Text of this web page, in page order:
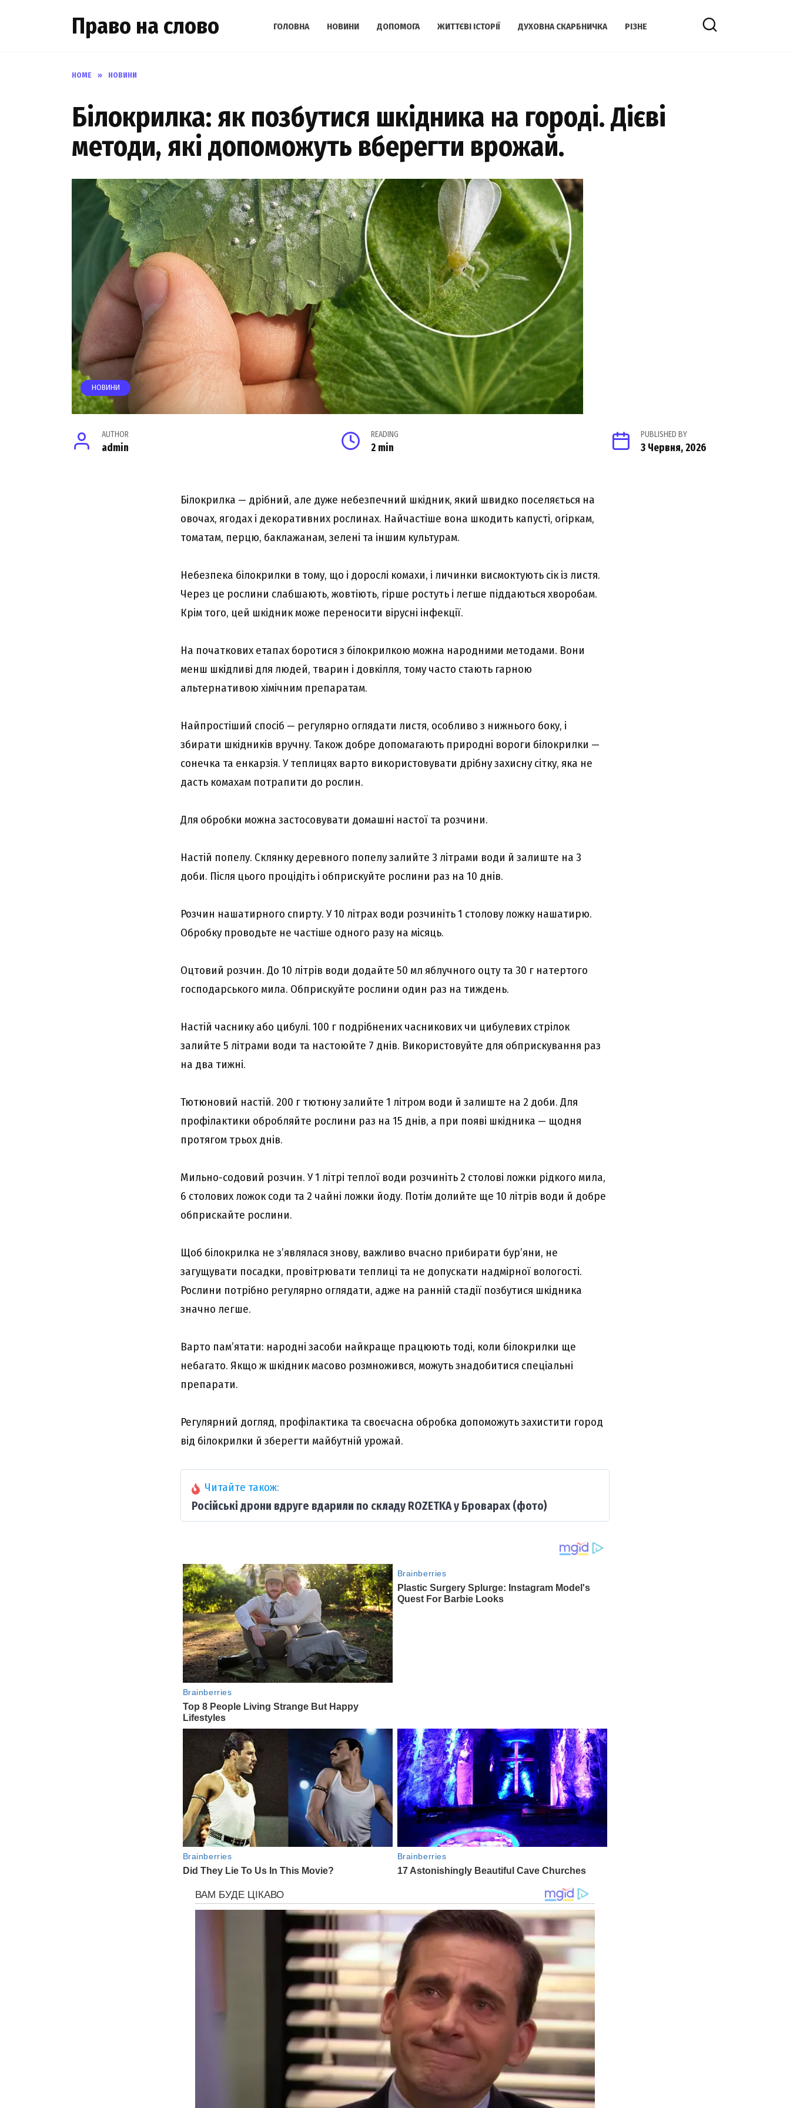
Право на слово ГОЛОВНА НОВИНИ ДОПОМОГА ЖИТТЄВІ ІСТОРІЇ ДУХОВНА СКАРБНИЧКА РІЗНЕ
HOME » НОВИНИ
Білокрилка: як позбутися шкідника на городі. Дієві
методи, які допоможуть вберегти врожай.
НОВИНИ
AUTHOR
admin
READING
2 min
PUBLISHED BY
3 Червня, 2026
Білокрилка — дрібний, але дуже небезпечний шкідник, який швидко поселяється на
овочах, ягодах і декоративних рослинах. Найчастіше вона шкодить капусті, огіркам,
томатам, перцю, баклажанам, зелені та іншим культурам.
Небезпека білокрилки в тому, що і дорослі комахи, і личинки висмоктують сік із листя.
Через це рослини слабшають, жовтіють, гірше ростуть і легше піддаються хворобам.
Крім того, цей шкідник може переносити вірусні інфекції.
На початкових етапах боротися з білокрилкою можна народними методами. Вони
менш шкідливі для людей, тварин і довкілля, тому часто стають гарною
альтернативою хімічним препаратам.
Найпростіший спосіб — регулярно оглядати листя, особливо з нижнього боку, і
збирати шкідників вручну. Також добре допомагають природні вороги білокрилки —
сонечка та енкарзія. У теплицях варто використовувати дрібну захисну сітку, яка не
дасть комахам потрапити до рослин.
Для обробки можна застосовувати домашні настої та розчини.
Настій попелу. Склянку деревного попелу залийте 3 літрами води й залиште на 3
доби. Після цього процідіть і обприскуйте рослини раз на 10 днів.
Розчин нашатирного спирту. У 10 літрах води розчиніть 1 столову ложку нашатирю.
Обробку проводьте не частіше одного разу на місяць.
Оцтовий розчин. До 10 літрів води додайте 50 мл яблучного оцту та 30 г натертого
господарського мила. Обприскуйте рослини один раз на тиждень.
Настій часнику або цибулі. 100 г подрібнених часникових чи цибулевих стрілок
залийте 5 літрами води та настоюйте 7 днів. Використовуйте для обприскування раз
на два тижні.
Тютюновий настій. 200 г тютюну залийте 1 літром води й залиште на 2 доби. Для
профілактики обробляйте рослини раз на 15 днів, а при появі шкідника — щодня
протягом трьох днів.
Мильно-содовий розчин. У 1 літрі теплої води розчиніть 2 столові ложки рідкого мила,
6 столових ложок соди та 2 чайні ложки йоду. Потім долийте ще 10 літрів води й добре
обприскайте рослини.
Щоб білокрилка не з’являлася знову, важливо вчасно прибирати бур’яни, не
загущувати посадки, провітрювати теплиці та не допускати надмірної вологості.
Рослини потрібно регулярно оглядати, адже на ранній стадії позбутися шкідника
значно легше.
Варто пам’ятати: народні засоби найкраще працюють тоді, коли білокрилки ще
небагато. Якщо ж шкідник масово розмножився, можуть знадобитися спеціальні
препарати.
Регулярний догляд, профілактика та своєчасна обробка допоможуть захистити город
від білокрилки й зберегти майбутній урожай.
Читайте також:
Російські дрони вдруге вдарили по складу ROZETKA у Броварах (фото)